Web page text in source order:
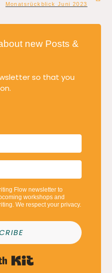
Monatsrückblick Juni 2023
new Posts &
so that you
Flow newsletter to
workshops and
We respect your privacy.